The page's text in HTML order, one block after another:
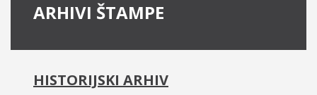
ARHIVI ŠTAMPE
HISTORIJSKI ARHIV